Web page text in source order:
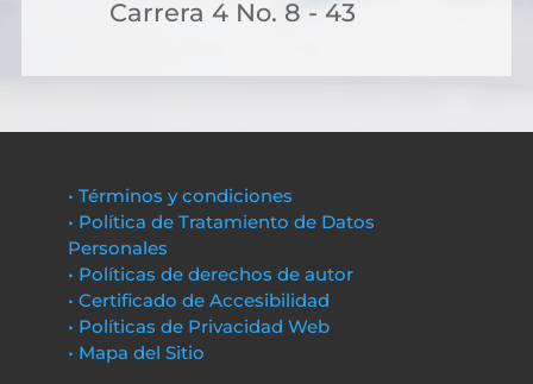
Carrera 4 No. 8 - 43
• Términos y condiciones
• Política de Tratamiento de Datos
Personales
• Políticas de derechos de autor
• Certificado de Accesibilidad
• Políticas de Privacidad Web
• Mapa del Sitio